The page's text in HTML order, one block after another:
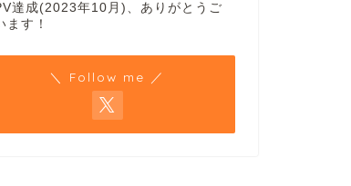
達成(2023年10月)、ありがとうご
ます！
＼ Follow me ／